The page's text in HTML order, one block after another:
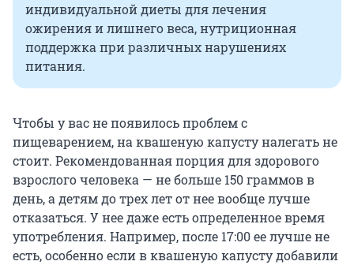
индивидуальной диеты для лечения
ожирения и лишнего веса, нутриционная
поддержка при различных нарушениях
питания.
Чтобы у вас не появилось проблем с
пищеварением, на квашеную капусту налегать не
стоит. Рекомендованная порция для здорового
взрослого человека — не больше 150 граммов в
день, а детям до трех лет от нее вообще лучше
отказаться. У нее даже есть определенное время
употребления. Например, после 17:00 ее лучше не
есть, особенно если в квашеную капусту добавили